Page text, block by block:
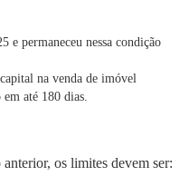
e permaneceu nessa condição
na venda de imóvel
até 180 dias.
os limites devem ser: